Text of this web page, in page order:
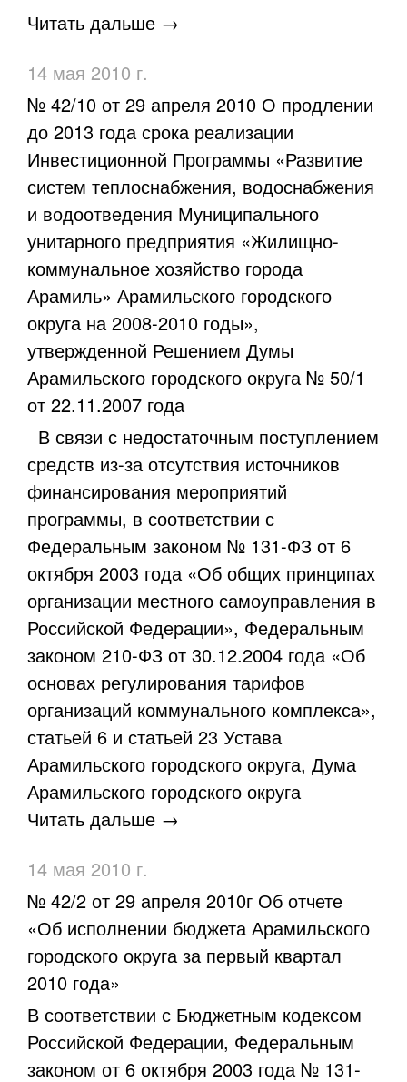
Читать дальше →
14 мая 2010 г.
№ 42/10 от 29 апреля 2010 О продлении
до 2013 года срока реализации
Инвестиционной Программы «Развитие
систем теплоснабжения, водоснабжения
и водоотведения Муниципального
унитарного предприятия «Жилищно-
коммунальное хозяйство города
Арамиль» Арамильского городского
округа на 2008-2010 годы»,
утвержденной Решением Думы
Арамильского городского округа № 50/1
от 22.11.2007 года
В связи с недостаточным поступлением
средств из-за отсутствия источников
финансирования мероприятий
программы, в соответствии с
Федеральным законом № 131-ФЗ от 6
октября 2003 года «Об общих принципах
организации местного самоуправления в
Российской Федерации», Федеральным
законом 210-ФЗ от 30.12.2004 года «Об
основах регулирования тарифов
организаций коммунального комплекса»,
статьей 6 и статьей 23 Устава
Арамильского городского округа, Дума
Арамильского городского округа
Читать дальше →
14 мая 2010 г.
№ 42/2 от 29 апреля 2010г Об отчете
«Об исполнении бюджета Арамильского
городского округа за первый квартал
2010 года»
В соответствии с Бюджетным кодексом
Российской Федерации, Федеральным
законом от 6 октября 2003 года № 131-